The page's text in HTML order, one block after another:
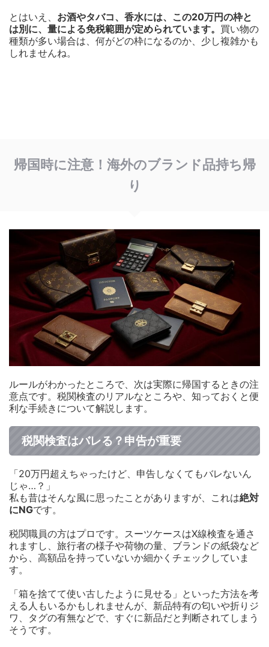
とはいえ、 お酒やタバコ、香水には、この20万円の枠と
は別に、量による免税範囲が定められています。 買い物の
種類が多い場合は、何がどの枠になるのか、少し複雑かも
しれませんね。
帰国時に注意！海外のブランド品持ち帰
り
ルールがわかったところで、次は実際に帰国するときの注
意点です。税関検査のリアルなところや、知っておくと便
利な手続きについて解説します。
税関検査はバレる？申告が重要
「20万円超えちゃったけど、申告しなくてもバレないん
じゃ…？」
私も昔はそんな風に思ったことがありますが、これは絶対
にNGです。
税関職員の方はプロです。スーツケースはX線検査を通さ
れますし、旅行者の様子や荷物の量、ブランドの紙袋など
から、高額品を持っていないか細かくチェックしていま
す。
「箱を捨てて使い古したように見せる」といった方法を考
える人もいるかもしれませんが、新品特有の匂いや折りジ
ワ、タグの有無などで、すぐに新品だと判断されてしまう
そうです。